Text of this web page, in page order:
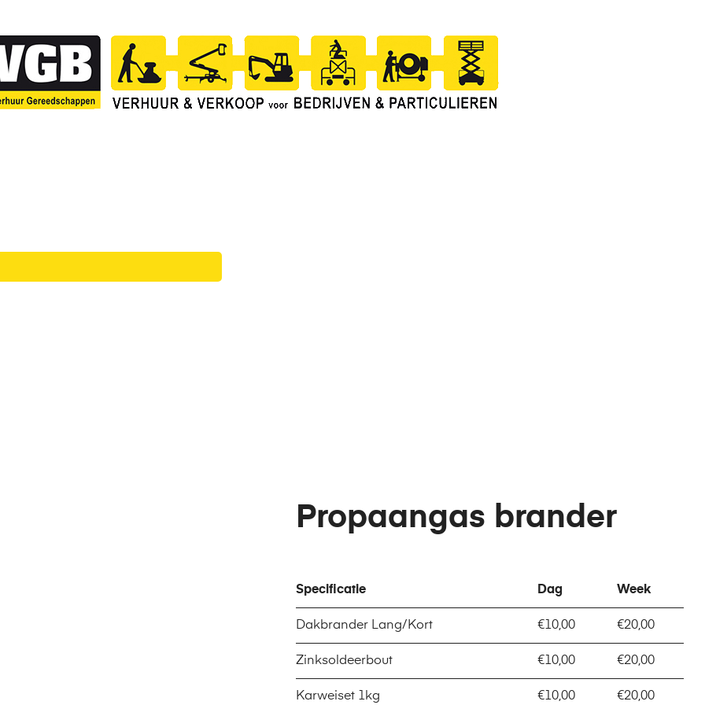
Propaangas brander
Specificatie Dag Week
Dakbrander Lang/Kort €10,00 €20,00
Zinksoldeerbout €10,00 €20,00
Karweiset 1kg €10,00 €20,00